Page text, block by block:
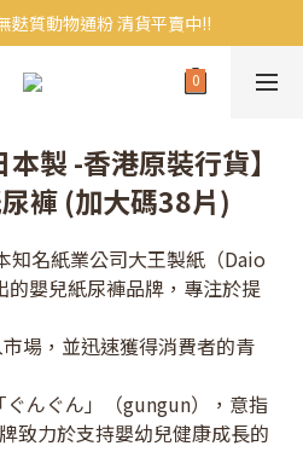
麩質動物通粉 清貨平賣中!!
麩質動物通粉 清貨平賣中!!
滿$300免運｜滿$500再9折
麩質動物通粉 清貨平賣中!!
製 -香港原裝行貨】
褲 (加大碼38片)
知名紙業公司大王製紙（Daio
嬰兒紙尿褲品牌，專注於提
場，並迅速獲得消費者的青
ぐんぐん」（gungun），意指
致力於支持嬰幼兒健康成長的